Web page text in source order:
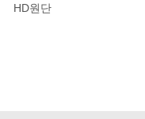
HD원단